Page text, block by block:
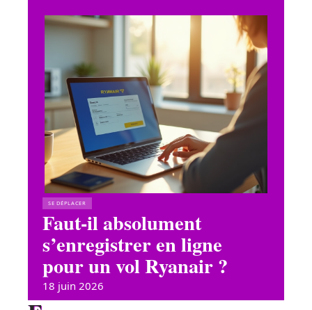
SE DÉPLACER
Faut-il absolument
s’enregistrer en ligne
pour un vol Ryanair ?
18 juin 2026